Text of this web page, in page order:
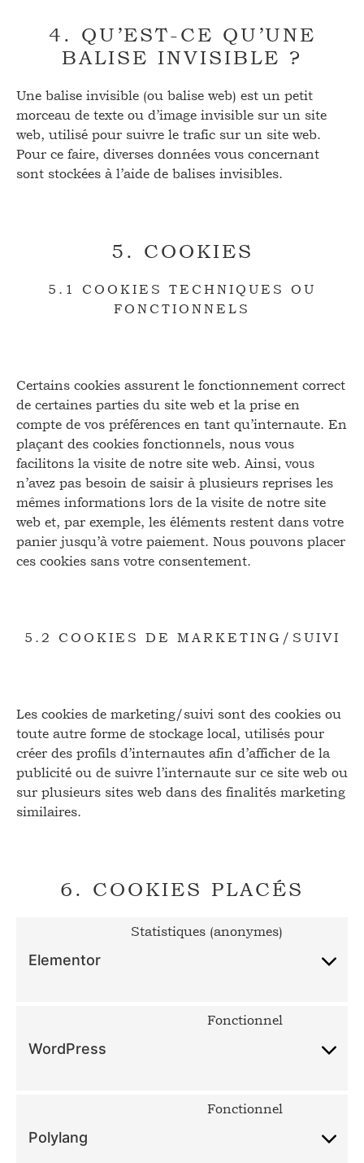
4. QU’EST-CE QU’UNE
BALISE INVISIBLE ?
Une balise invisible (ou balise web) est un petit
morceau de texte ou d’image invisible sur un site
web, utilisé pour suivre le trafic sur un site web.
Pour ce faire, diverses données vous concernant
sont stockées à l’aide de balises invisibles.
5. COOKIES
5.1 COOKIES TECHNIQUES OU
FONCTIONNELS
Certains cookies assurent le fonctionnement correct
de certaines parties du site web et la prise en
compte de vos préférences en tant qu’internaute. En
plaçant des cookies fonctionnels, nous vous
facilitons la visite de notre site web. Ainsi, vous
n’avez pas besoin de saisir à plusieurs reprises les
mêmes informations lors de la visite de notre site
web et, par exemple, les éléments restent dans votre
panier jusqu’à votre paiement. Nous pouvons placer
ces cookies sans votre consentement.
5.2 COOKIES DE MARKETING/SUIVI
Les cookies de marketing/suivi sont des cookies ou
toute autre forme de stockage local, utilisés pour
créer des profils d’internautes afin d’afficher de la
publicité ou de suivre l’internaute sur ce site web ou
sur plusieurs sites web dans des finalités marketing
similaires.
6. COOKIES PLACÉS
Elementor
Statistiques (anonymes)
WordPress
Fonctionnel
Polylang
Fonctionnel